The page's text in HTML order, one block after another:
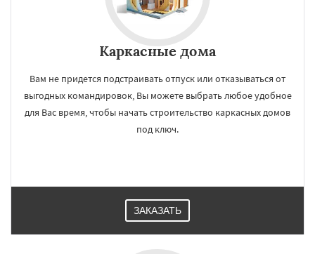
Каркасные дома
Вам не придется подстраивать отпуск или отказываться от
выгодных командировок, Вы можете выбрать любое удобное
для Вас время, чтобы начать строительство каркасных домов
под ключ.
ЗАКАЗАТЬ